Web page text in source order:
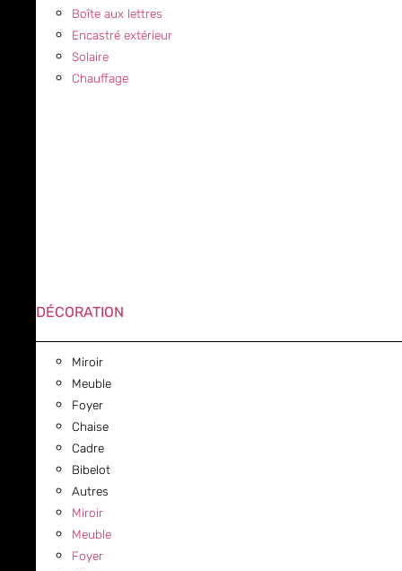
Boîte aux lettres
Encastré extérieur
Solaire
Chauffage
DÉCORATION
Miroir
Meuble
Foyer
Chaise
Cadre
Bibelot
Autres
Miroir
Meuble
Foyer